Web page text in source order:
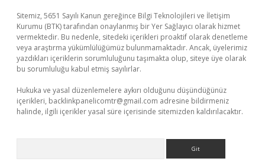
Sitemiz, 5651 Sayılı Kanun gereğince Bilgi Teknolojileri ve İletişim
Kurumu (BTK) tarafından onaylanmış bir Yer Sağlayıcı olarak hizmet
vermektedir. Bu nedenle, sitedeki içerikleri proaktif olarak denetleme
veya araştırma yükümlülüğümüz bulunmamaktadır. Ancak, üyelerimiz
yazdıkları içeriklerin sorumluluğunu taşımakta olup, siteye üye olarak
bu sorumluluğu kabul etmiş sayılırlar.
Hukuka ve yasal düzenlemelere aykırı olduğunu düşündüğünüz
içerikleri, backlinkpanelicomtr@gmail.com adresine bildirmeniz
halinde, ilgili içerikler yasal süre içerisinde sitemizden kaldırılacaktır.